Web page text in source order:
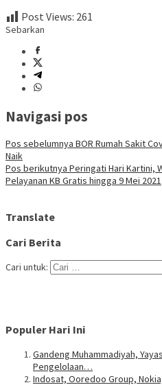
Post Views: 261
Sebarkan
Navigasi pos
Pos sebelumnya BOR Rumah Sakit
Naik
Pos berikutnya Peringati Hari Kartini,
Pelayanan KB Gratis hingga 9 Mei 2021
Translate
Cari Berita
Cari untuk:
Populer Hari Ini
Gandeng Muhammadiyah,
Pengelolaan…
Indosat, Ooredoo Group,